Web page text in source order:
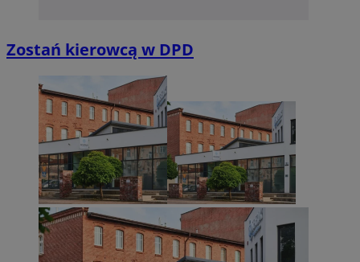
Zostań kierowcą w DPD